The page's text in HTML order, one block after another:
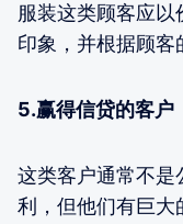
服装这类顾客应
印象，并根据顾客
5.赢得信贷的客户
这类客户通常不是
利，但他们有巨大